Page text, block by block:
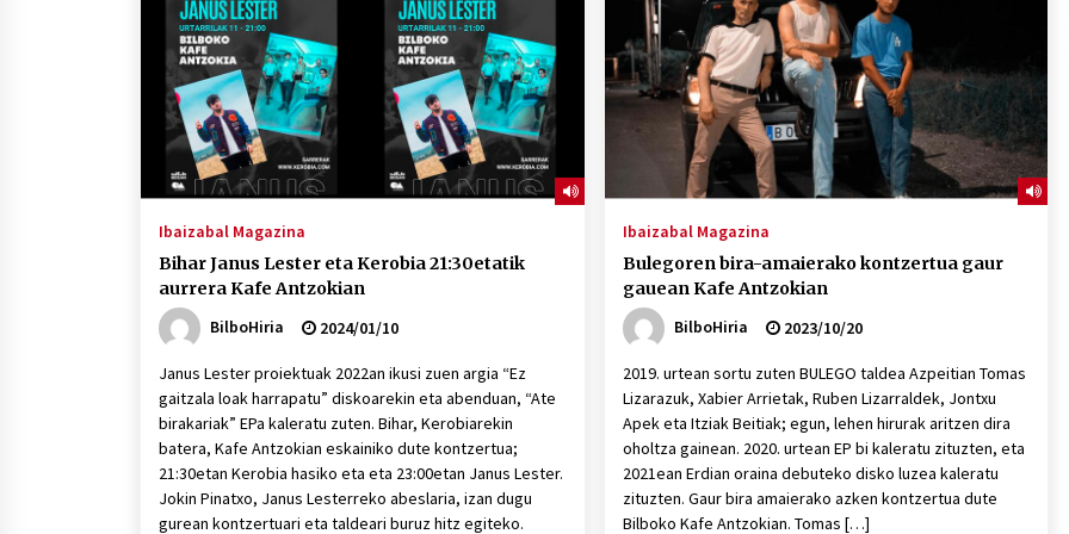
2026/07/16
POTTO: San Pedro jaietako bertso-
saioa
2026/07/09
Larunbatean Plentziako Itsas
Martxa ospatuko da
2026/07/07
Auritz Iñurrietaren margoak
ikusgai Uribitarte40 aretoan
SOINUGELA: Paul McCartney eta
Ringo Starr-en lan berriak
Ibaizabal Magazina
Bihar Janus Lester eta Kerobia 21:30etatik
aurrera Kafe Antzokian
BilboHiria
2024/01/10
Janus Lester proiektuak 2022an ikusi zuen argia “Ez
gaitzala loak harrapatu” diskoarekin eta abenduan, “Ate
birakariak” EPa kaleratu zuten. Bihar, Kerobiarekin
batera, Kafe Antzokian eskainiko dute kontzertua;
21:30etan Kerobia hasiko eta eta 23:00etan Janus Lester.
Jokin Pinatxo, Janus Lesterreko abeslaria, izan dugu
gurean kontzertuari eta taldeari buruz hitz egiteko.
Ibaizabal Magazina
Bulegoren bira-amaierako kontzertua gaur
gauean Kafe Antzokian
BilboHiria
2023/10/20
2019. urtean sortu zuten BULEGO taldea Azpeitian Tomas
Lizarazuk, Xabier Arrietak, Ruben Lizarraldek, Jontxu
Apek eta Itziak Beitiak; egun, lehen hirurak aritzen dira
oholtza gainean. 2020. urtean EP bi kaleratu zituzten, eta
2021ean Erdian oraina debuteko disko luzea kaleratu
zituzten. Gaur bira amaierako azken kontzertua dute
Bilboko Kafe Antzokian. Tomas […]